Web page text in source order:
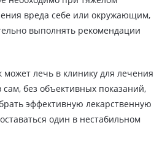
вреда себе или окружающим,
выполнять рекомендации
лечь в клинику для лечения
сам, без объективных показаний,
эффективную лекарственную
один в нестабильном